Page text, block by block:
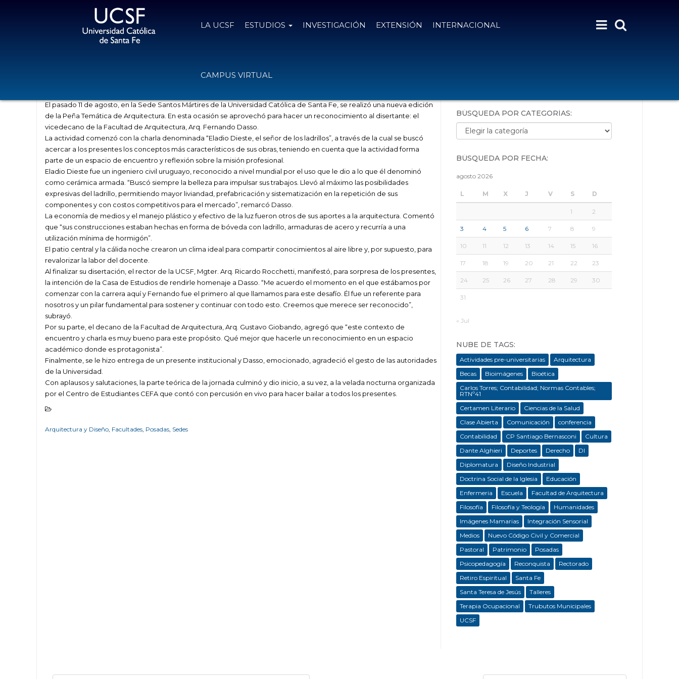
LA UCSF ESTUDIOS INVESTIGACIÓN EXTENSIÓN INTERNACIONAL
CAMPUS VIRTUAL
El pasado 11 de agosto, en la Sede Santos Mártires de la Universidad Católica de Santa Fe, se realizó una nueva edición
de la Peña Temática de Arquitectura. En esta ocasión se aprovechó para hacer un reconocimiento al disertante: el
vicedecano de la Facultad de Arquitectura, Arq. Fernando Dasso.
La actividad comenzó con la charla denominada “Eladio Dieste, el señor de los ladrillos”, a través de la cual se buscó
acercar a los presentes los conceptos más característicos de sus obras, teniendo en cuenta que la actividad forma
parte de un espacio de encuentro y reflexión sobre la misión profesional.
Eladio Dieste fue un ingeniero civil uruguayo, reconocido a nivel mundial por el uso que le dio a lo que él denominó
como cerámica armada. “Buscó siempre la belleza para impulsar sus trabajos. Llevó al máximo las posibilidades
expresivas del ladrillo, permitiendo mayor liviandad, prefabricación y sistematización en la repetición de sus
componentes y con costos competitivos para el mercado”, remarcó Dasso.
La economía de medios y el manejo plástico y efectivo de la luz fueron otros de sus aportes a la arquitectura. Comentó
que “sus construcciones estaban hechas en forma de bóveda con ladrillo, armaduras de acero y recurría a una
utilización mínima de hormigón”.
El patio central y la cálida noche crearon un clima ideal para compartir conocimientos al aire libre y, por supuesto, para
revalorizar la labor del docente.
Al finalizar su disertación, el rector de la UCSF, Mgter. Arq. Ricardo Rocchetti, manifestó, para sorpresa de los presentes,
la intención de la Casa de Estudios de rendirle homenaje a Dasso. “Me acuerdo el momento en el que estábamos por
comenzar con la carrera aquí y Fernando fue el primero al que llamamos para este desafío. Él fue un referente para
nosotros y un pilar fundamental para sostener y continuar con todo esto. Creemos que merece ser reconocido”,
subrayó.
Por su parte, el decano de la Facultad de Arquitectura, Arq. Gustavo Giobando, agregó que “este contexto de
encuentro y charla es muy bueno para este propósito. Qué mejor que hacerle un reconocimiento en un espacio
académico donde es protagonista”.
Finalmente, se le hizo entrega de un presente institucional y Dasso, emocionado, agradeció el gesto de las autoridades
de la Universidad.
Con aplausos y salutaciones, la parte teórica de la jornada culminó y dio inicio, a su vez, a la velada nocturna organizada
por el Centro de Estudiantes CEFA que contó con percusión en vivo para hacer bailar a todos los presentes.
Arquitectura y Diseño, Facultades, Posadas, Sedes
BÚSQUEDA POR CATEGORÍAS:
Búsqueda por categorías:
BÚSQUEDA POR FECHA:
agosto 2026
L M X J V S D
1 2
3 4 5 6 7 8 9
10 11 12 13 14 15 16
17 18 19 20 21 22 23
24 25 26 27 28 29 30
31
« Jul
NUBE DE TAGS:
Actividades pre-universitarias
Arquitectura
Becas
Bioimágenes
Bioética
Carlos Torres; Contabilidad; Normas Contables;
RTNº41
Certamen Literario
Ciencias de la Salud
Clase Abierta
Comunicación
conferencia
Contabilidad
CP Santiago Bernasconi
Cultura
Dante Alghieri
Deportes Derecho
DI
Diplomatura
Diseño Industrial
Doctrina Social de la Iglesia
Educación
Enfermeria
Escuela
Facultad de Arquitectura
Filosofía
Filosofía y Teología
Humanidades
Imágenes Mamarias
Integración Sensorial
Medios
Nuevo Código Civil y Comercial
Pastoral
Patrimonio
Posadas
Psicopedagogía
Reconquista
Rectorado
Retiro Espiritual
Santa Fe
Santa Teresa de Jesús
Talleres
Terapia Ocupacional
Trubutos Municipales
UCSF